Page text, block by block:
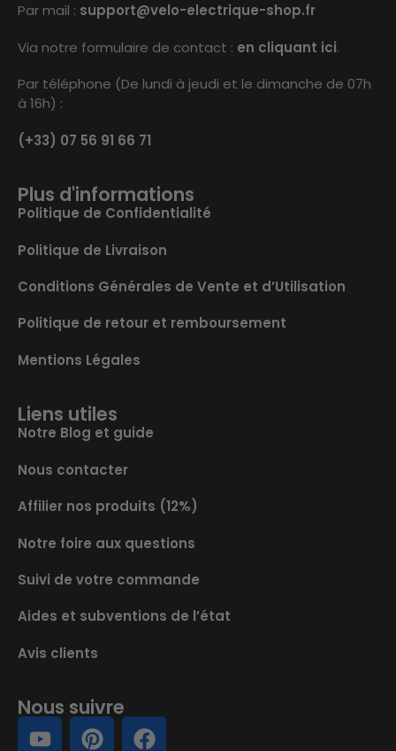
Par mail : support@velo-electrique-shop.fr
Via notre formulaire de contact : en cliquant ici.
Par téléphone (De lundi à jeudi et le dimanche de 07h
à 16h) :
(+33) 07 56 91 66 71
Plus d'informations
Politique de Confidentialité
Politique de Livraison
Conditions Générales de Vente et d’Utilisation
Politique de retour et remboursement
Mentions Légales
Liens utiles
Notre Blog et guide
Nous contacter
Affilier nos produits (12%)
Notre foire aux questions
Suivi de votre commande
Aides et subventions de l’état
Avis clients
Nous suivre